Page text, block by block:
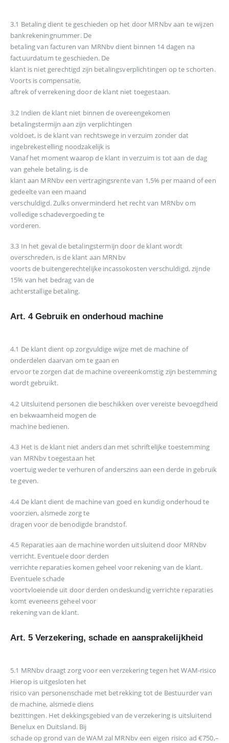
3.1 Betaling dient te geschieden op het door MRNbv aan te wijzen
bankrekeningnummer. De
betaling van facturen van MRNbv dient binnen 14 dagen na
factuurdatum te geschieden. De
klant is niet gerechtigd zijn betalingsverplichtingen op te schorten.
Voorts is compensatie,
aftrek of verrekening door de klant niet toegestaan.
3.2 Indien de klant niet binnen de overeengekomen
betalingstermijn aan zijn verplichtingen
voldoet, is de klant van rechtswege in verzuim zonder dat
ingebrekestelling noodzakelijk is
Vanaf het moment waarop de klant in verzuim is tot aan de dag
van gehele betaling, is de
klant aan MRNbv een vertragingsrente van 1,5% per maand of een
gedeelte van een maand
verschuldigd. Zulks onverminderd het recht van MRNbv om
volledige schadevergoeding te
vorderen.
3.3 In het geval de betalingstermijn door de klant wordt
overschreden, is de klant aan MRNbv
voorts de buitengerechtelijke incassokosten verschuldigd, zijnde
15% van het bedrag van de
achterstallige betaling.
Art. 4 Gebruik en onderhoud machine
4.1 De klant dient op zorgvuldige wijze met de machine of
onderdelen daarvan om te gaan en
ervoor te zorgen dat de machine overeenkomstig zijn bestemming
wordt gebruikt.
4.2 Uitsluitend personen die beschikken over vereiste bevoegdheid
en bekwaamheid mogen de
machine bedienen.
4.3 Het is de klant niet anders dan met schriftelijke toestemming
van MRNbv toegestaan het
voertuig weder te verhuren of anderszins aan een derde in gebruik
te geven.
4.4 De klant dient de machine van goed en kundig onderhoud te
voorzien, alsmede zorg te
dragen voor de benodigde brandstof.
4.5 Reparaties aan de machine worden uitsluitend door MRNbv
verricht. Eventuele door derden
verrichte reparaties komen geheel voor rekening van de klant.
Eventuele schade
voortvloeiende uit door derden ondeskundig verrichte reparaties
komt eveneens geheel voor
rekening van de klant.
Art. 5 Verzekering, schade en aansprakelijkheid
5.1 MRNbv draagt zorg voor een verzekering tegen het WAM-risico
Hierop is uitgesloten het
risico van personenschade met betrekking tot de Bestuurder van
de machine, alsmede diens
bezittingen. Het dekkingsgebied van de verzekering is uitsluitend
Benelux en Duitsland. Bij
schade op grond van de WAM zal MRNbv een eigen risico ad €750,–